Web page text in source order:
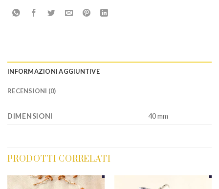
INFORMAZIONI AGGIUNTIVE
RECENSIONI (0)
DIMENSIONI 40 mm
PRODOTTI CORRELATI